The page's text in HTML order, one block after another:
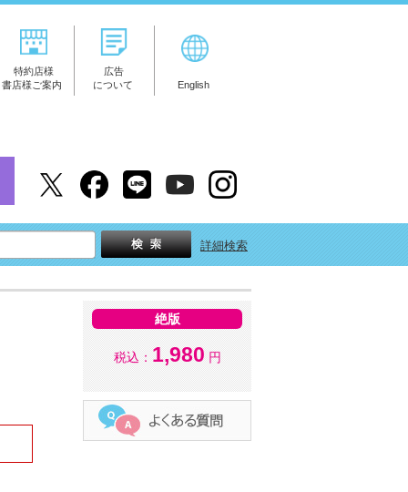
特約店様
書店様ご案内
広告
について
English
詳細検索
絶版
税込： 1,980 円